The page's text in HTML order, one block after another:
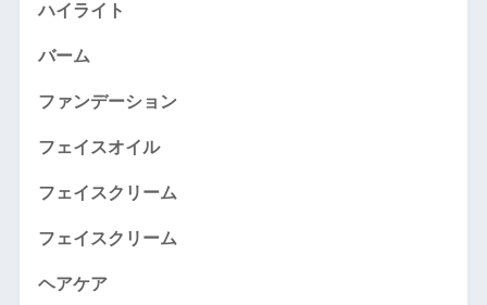
ハイライト
バーム
ファンデーション
フェイスオイル
フェイスクリーム
フェイスクリーム
ヘアケア